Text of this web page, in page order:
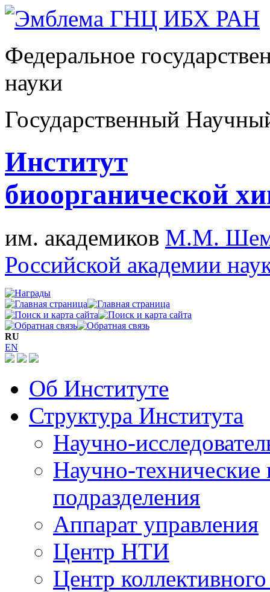
Федеральное
науки
Государственный
Институт
биоорганической
им. академиков М.М.
Российской академии
RU
EN
Об Институте
Структура Института
Научно-
Научно-технические
подразделения
Аппарат управления
Центр НТИ
Центр